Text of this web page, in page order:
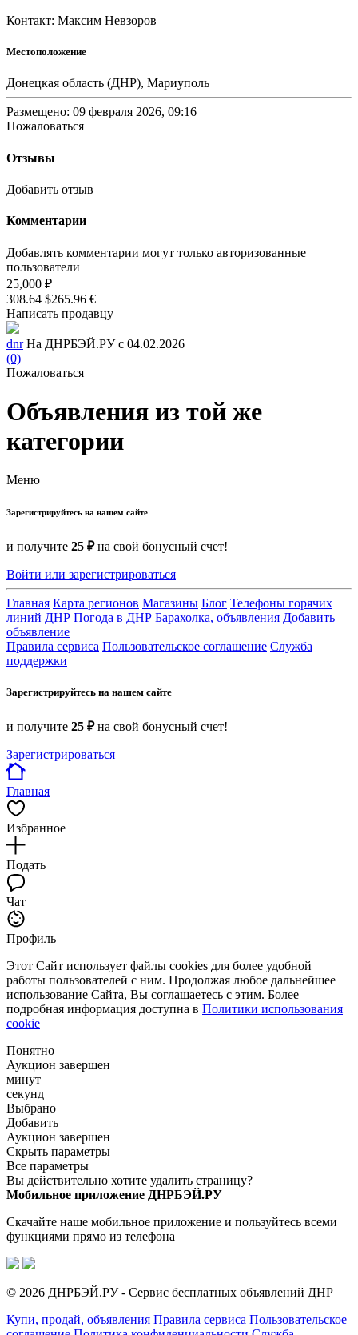
Контакт: Максим Невзоров
Местоположение
Донецкая область (ДНР), Мариуполь
Размещено: 09 февраля 2026, 09:16
Пожаловаться
Отзывы
Добавить отзыв
Комментарии
Добавлять комментарии могут только авторизованные
пользователи
25,000 ₽
308.64 $265.96 €
Написать продавцу
dnr На ДНРБЭЙ.РУ с 04.02.2026
(0)
Пожаловаться
Объявления из той же
категории
Меню
Зарегистрируйтесь на нашем сайте
и получите 25 ₽на свой бонусный счет!
Войти или зарегистрироваться
Главная Карта регионов Магазины Блог Телефоны горячих
линий ДНР Погода в ДНР Барахолка, объявления Добавить
объявление
Правила сервиса Пользовательское соглашение Служба
поддержки
Зарегистрируйтесь на нашем сайте
и получите 25 ₽на свой бонусный счет!
Зарегистрироваться
Главная
Избранное
Подать
Чат
Профиль
Этот Сайт использует файлы cookies для более удобной
работы пользователей с ним. Продолжая любое дальнейшее
использование Сайта, Вы соглашаетесь с этим. Более
подробная информация доступна в Политики использования
cookie
Понятно
Аукцион завершен
минут
секунд
Выбрано
Добавить
Аукцион завершен
Скрыть параметры
Все параметры
Вы действительно хотите удалить страницу?
Мобильное приложение ДНРБЭЙ.РУ
Скачайте наше мобильное приложение и пользуйтесь всеми
функциями прямо из телефона
© 2026 ДНРБЭЙ.РУ - Сервис бесплатных объявлений ДНР
Купи, продай, объявления Правила сервиса Пользовательское